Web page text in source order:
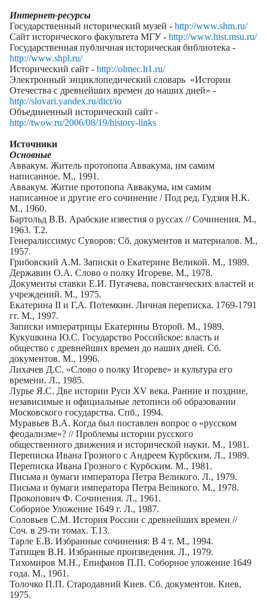
Интернет-ресурсы
Государственный исторический музей - http://www.shm.ru/
Сайт исторического факультета МГУ - http://www.hist.msu.ru/
Государственная публичная историческая библиотека -
http://www.shpl.ru/
Исторический сайт - http://olmec.h1.ru/
Электронный энциклопедический словарь «Истории
Отечества с древнейших времен до наших дней» -
http://slovari.yandex.ru/dict/io
Объединенный исторический сайт -
http://twow.ru/2006/08/19/history-links
Источники
Основные
Аввакум. Житель протопопа Аввакума, им самим
написанное. М., 1991.
Аввакум. Житие протопопа Аввакума, им самим
написанное и другие его сочинение / Под ред. Гудзия Н.К.
М., 1960.
Бартольд В.В. Арабские известия о руссах // Сочинения. М.,
1963. Т.2.
Генералиссимус Суворов: Сб. документов и материалов. М.,
1957.
Грибовский А.М. Записки о Екатерине Великой. М., 1989.
Державин О.А. Слово о полку Игореве. М., 1978.
Документы ставки Е.И. Пугачева, повстанческих властей и
учреждений. М., 1975.
Екатерина II и Г.А. Потемкин. Личная переписка. 1769-1791
гг. М., 1997.
Записки императрицы Екатерины Второй. М., 1989.
Кукушкина Ю.С. Государство Российское: власть и
общество с древнейших времен до наших дней. Сб.
документов. М., 1996.
Лихачев Д.С. «Слово о полку Игореве» и культура его
времени. Л., 1985.
Лурье Я.С. Две истории Руси XV века. Ранние и поздние,
независимые и официальные летописи об образовании
Московского государства. Спб., 1994.
Муравьев В.А. Когда был поставлен вопрос о «русском
феодализме»? // Проблемы истории русского
общественного движения и исторической науки. М., 1981.
Переписка Ивана Грозного с Андреем Курбским. Л., 1989.
Переписка Ивана Грозного с Курбским. М., 1981.
Письма и бумаги императора Петра Великого. Л., 1979.
Письма и бумаги императора Петра Великого. М., 1978.
Прокопович Ф. Сочинения. Л., 1961.
Соборное Уложение 1649 г. Л., 1987.
Соловьев С.М. История России с древнейших времен //
Соч. в 29-ти томах. Т.13.
Тарле Е.В. Избранные сочинения: В 4 т. М., 1994.
Татищев В.Н. Избранные произведения. Л., 1979.
Тихомиров М.Н., Епифанов П.П. Соборное уложение 1649
года. М., 1961.
Толочко П.П. Стародавний Киев. Сб. документов. Киев,
1975.